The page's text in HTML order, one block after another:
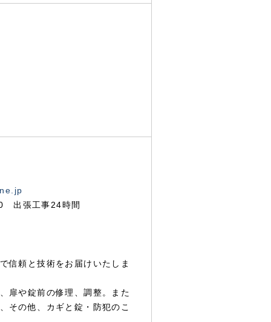
出張工事24時間
信頼と技術をお届けいたしま
扉や錠前の修理、調整。また
その他、カギと錠・防犯のこ